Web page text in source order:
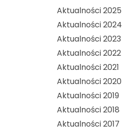
Aktualności 2025
Aktualności 2024
Aktualności 2023
Aktualności 2022
Aktualności 2021
Aktualności 2020
Aktualności 2019
Aktualności 2018
Aktualności 2017